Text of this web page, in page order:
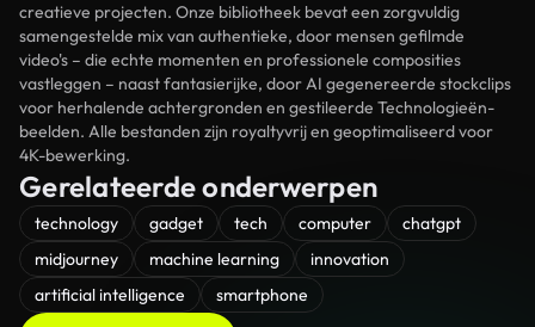
creatieve projecten. Onze bibliotheek bevat een zorgvuldig
samengestelde mix van authentieke, door mensen gefilmde
video's – die echte momenten en professionele composities
vastleggen – naast fantasierijke, door AI gegenereerde stockclips
voor herhalende achtergronden en gestileerde Technologieën-
beelden. Alle bestanden zijn royaltyvrij en geoptimaliseerd voor
4K-bewerking.
Gerelateerde onderwerpen
technology gadget tech computer
chatgpt
midjourney
machine learning
innovation
artificial intelligence
smartphone